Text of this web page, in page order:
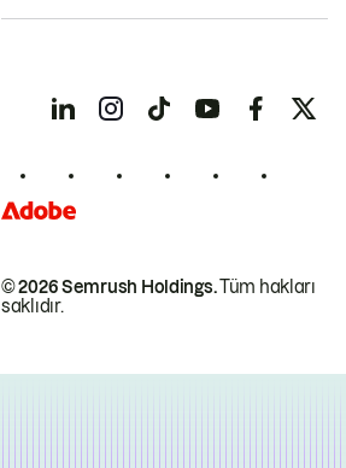
© 2026 Semrush Holdings.Tüm hakları
saklıdır.